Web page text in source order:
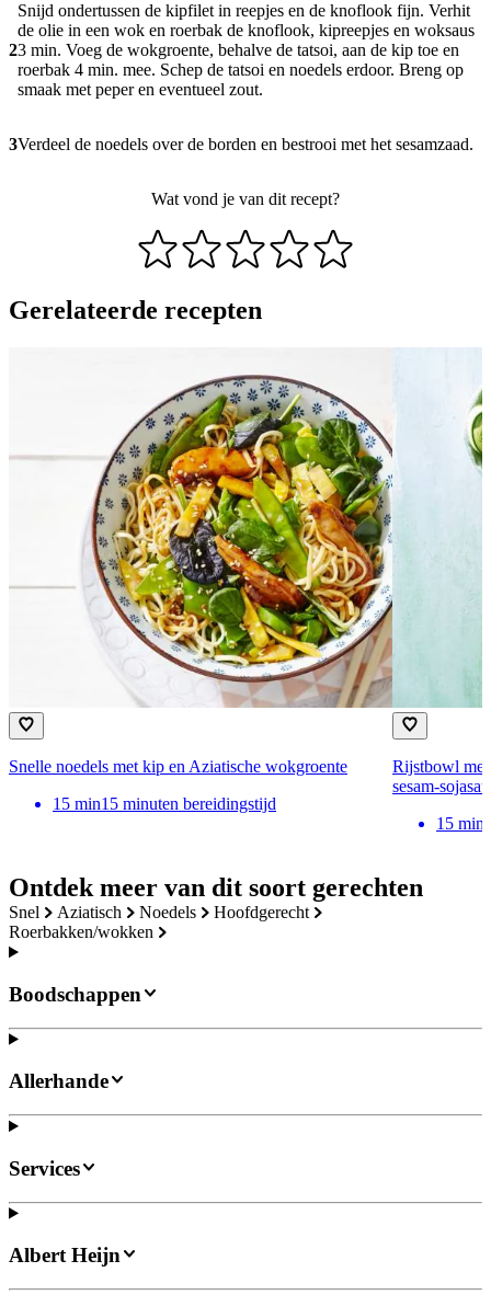
Ontdek meer van dit soort gerechten
snel aziatisch noedels
hoofdgerecht
roerbakken/wokken
2
Snijd ondertussen de kipfilet in reepjes en de knoflook fijn. Verhit
de olie in een wok en roerbak de knoflook, kipreepjes en woksaus
3 min. Voeg de wokgroente, behalve de tatsoi, aan de kip toe en
roerbak 4 min. mee. Schep de tatsoi en noedels erdoor. Breng op
smaak met peper en eventueel zout.
3Verdeel de noedels over de borden en bestrooi met het sesamzaad.
Wat vond je van dit recept?
Gerelateerde recepten
Snelle noedels met kip en Aziatische wokgroente
15 min15 minuten bereidingstijd
Rijstbowl
sesam-
15 min
Boodschappen
Allerhande
Services
Albert Heijn